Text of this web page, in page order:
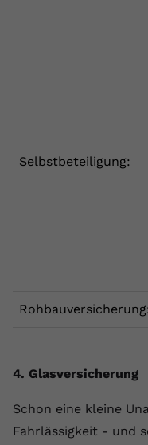
Selbstbeteiligung:
4. Glasversicherung
Schon eine kleine
Fahrlässigkeit - und